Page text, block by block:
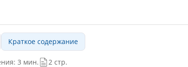
Краткое содержание
3 мин.
2 стр.